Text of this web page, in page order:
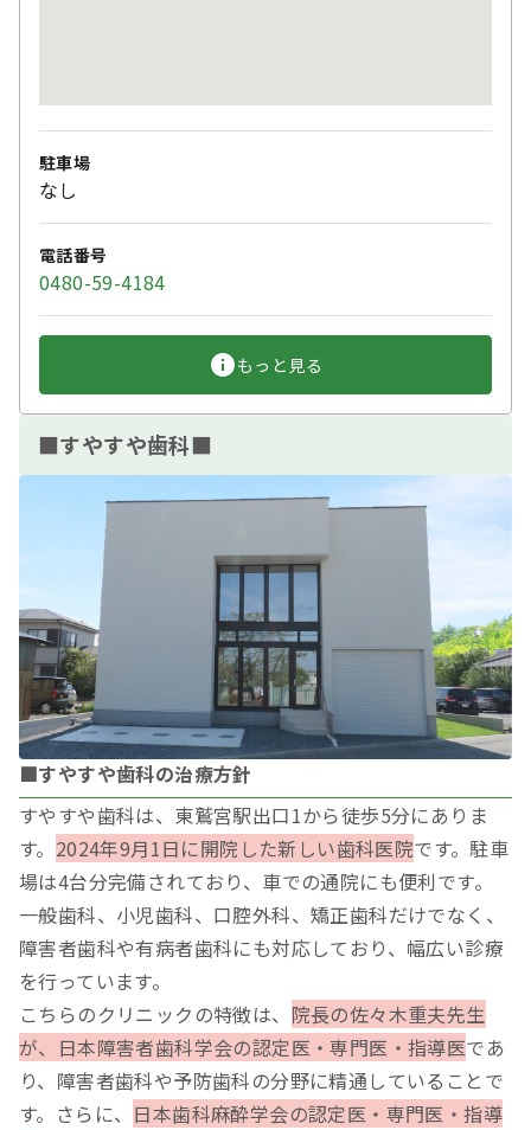
駐車場
なし
電話番号
0480-59-4184
もっと見る
■すやすや歯科■
■すやすや歯科の治療方針
すやすや歯科は、東鷲宮駅出口1から徒歩5分にありま
す。 2024年9月1日に開院した新しい歯科医院です。駐車
場は4台分完備されており、車での通院にも便利です。
一般歯科、小児歯科、口腔外科、矯正歯科だけでなく、
障害者歯科や有病者歯科にも対応しており、幅広い診療
を行っています。
こちらのクリニックの特徴は、 院長の佐々木重夫先生
が、日本障害者歯科学会の認定医・専門医・指導医であ
り、障害者歯科や予防歯科の分野に精通していることで
す。さらに、 日本歯科麻酔学会の認定医・専門医・指導